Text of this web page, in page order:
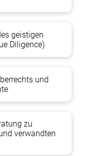
Prüfung und Prüfung der
durch.
der Anmelder eine
geistigen
Diligence)
und
zu
verwandten